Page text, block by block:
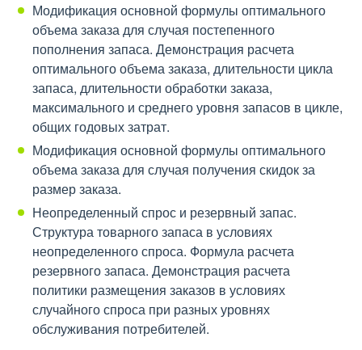
Модификация основной формулы оптимального
объема заказа для случая постепенного
пополнения запаса. Демонстрация расчета
оптимального объема заказа, длительности цикла
запаса, длительности обработки заказа,
максимального и среднего уровня запасов в цикле,
общих годовых затрат.
Модификация основной формулы оптимального
объема заказа для случая получения скидок за
размер заказа.
Неопределенный спрос и резервный запас.
Структура товарного запаса в условиях
неопределенного спроса. Формула расчета
резервного запаса. Демонстрация расчета
политики размещения заказов в условиях
случайного спроса при разных уровнях
обслуживания потребителей.